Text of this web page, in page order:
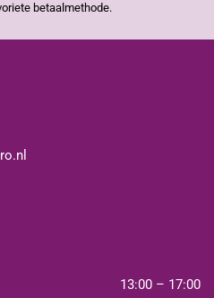
betaalmethode.
13:00 – 17:00